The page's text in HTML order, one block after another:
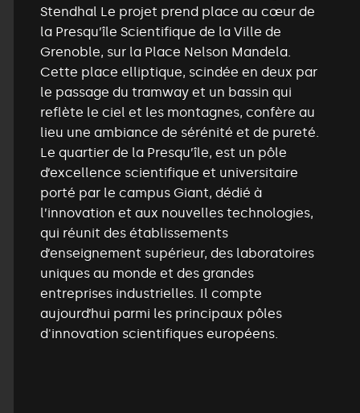
Stendhal Le projet prend place au cœur de
la Presqu’île Scientifique de la Ville de
Grenoble, sur la Place Nelson Mandela.
Cette place elliptique, scindée en deux par
le passage du tramway et un bassin qui
reflète le ciel et les montagnes, confère au
lieu une ambiance de sérénité et de pureté.
Le quartier de la Presqu’île, est un pôle
d’excellence scientifique et universitaire
porté par le campus Giant, dédié à
l’innovation et aux nouvelles technologies,
qui réunit des établissements
d’enseignement supérieur, des laboratoires
uniques au monde et des grandes
entreprises industrielles. Il compte
aujourd’hui parmi les principaux pôles
d'innovation scientifiques européens.